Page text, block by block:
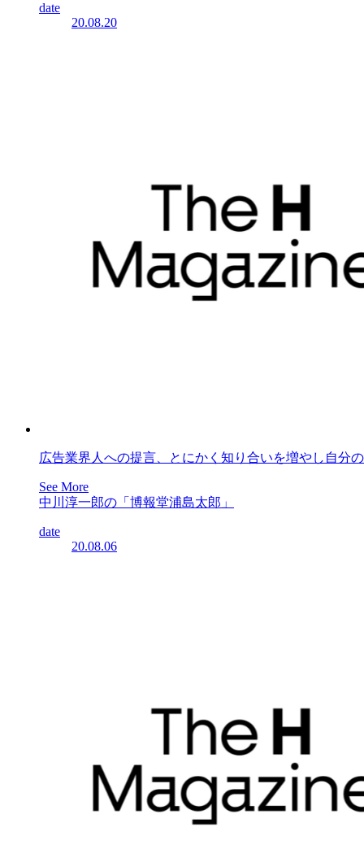
date
20.08.20
広告業界人への提言、とにかく知り合いを増やし自分
See More
中川淳一郎の「博報堂浦島太郎」
date
20.08.06